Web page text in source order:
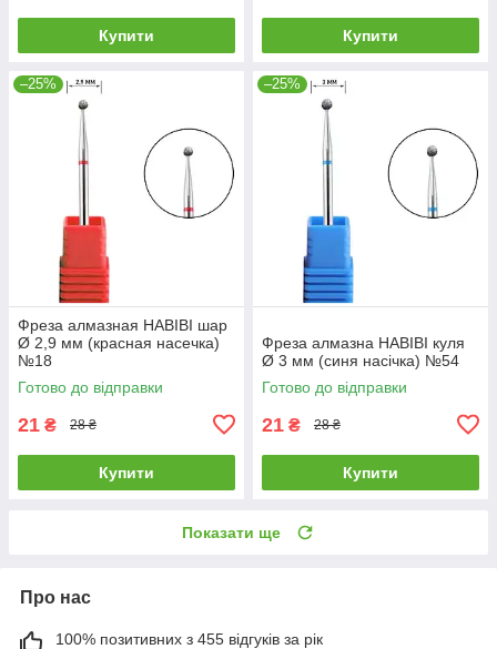
Купити Купити
–25%
Фреза алмазная HABIBI шар
Ø 2,9 мм (красная насечка)
№18
Готово до відправки
21 ₴ 28 ₴
Купити
–25%
Фреза алмазна HABIBI куля
Ø 3 мм (синя насічка) №54
Готово до відправки
21 ₴ 28 ₴
Купити
Показати ще
Про нас
100% позитивних з 455 відгуків за рік